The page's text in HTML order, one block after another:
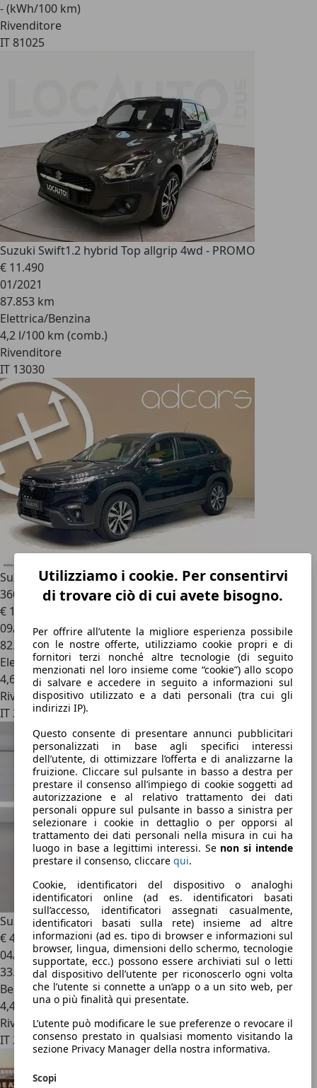
Utilizziamo i cookie. Per consentirvi
di trovare ciò di cui avete bisogno.
Per offrire all’utente la migliore esperienza possibile
con le nostre offerte, utilizziamo cookie propri e di
fornitori terzi nonché altre tecnologie (di seguito
menzionati nel loro insieme come “cookie”) allo scopo
di salvare e accedere in seguito a informazioni sul
dispositivo utilizzato e a dati personali (tra cui gli
indirizzi IP).
Questo consente di presentare annunci pubblicitari
personalizzati in base agli specifici interessi
dell’utente, di ottimizzare l’offerta e di analizzarne la
fruizione. Cliccare sul pulsante in basso a destra per
prestare il consenso all’impiego di cookie soggetti ad
autorizzazione e al relativo trattamento dei dati
personali oppure sul pulsante in basso a sinistra per
selezionare i cookie in dettaglio o per opporsi al
trattamento dei dati personali nella misura in cui ha
luogo in base a legittimi interessi. Se non si intende
prestare il consenso, cliccare qui.
Cookie, identificatori del dispositivo o analoghi
identificatori online (ad es. identificatori basati
sull’accesso, identificatori assegnati casualmente,
identificatori basati sulla rete) insieme ad altre
informazioni (ad es. tipo di browser e informazioni sul
browser, lingua, dimensioni dello schermo, tecnologie
supportate, ecc.) possono essere archiviati sul o letti
dal dispositivo dell’utente per riconoscerlo ogni volta
che l’utente si connette a un’app o a un sito web, per
una o più finalità qui presentate.
L’utente può modificare le sue preferenze o revocare il
consenso prestato in qualsiasi momento visitando la
sezione Privacy Manager della nostra informativa.
Scopi
- (kWh/100 km)
Rivenditore
IT 81025
Suzuki Swift1.2 hybrid Top allgrip 4wd - PROMO
€ 11.490
01/2021
87.853 km
Elettrica/Benzina
4,2 l/100 km (comb.)
Rivenditore
IT 13030
Suzuki S-Cross1.4 Hybrid 2WD TOP+ *TELECAMERA
360*PRONTA CONSEGN
€ 16.800
09/2022
82.436 km
Elettrica/Benzina
4,6 l/100 km (comb.)
Rivenditore
IT 25030
Suzuki AltoAlto GLX 1.0 68 cv **Garanzia Guasti 12 Mesi**
€ 4.500
04/2009
33.500 km
Benzina
4,4 l/100 km (comb.)
Rivenditore
IT 20842